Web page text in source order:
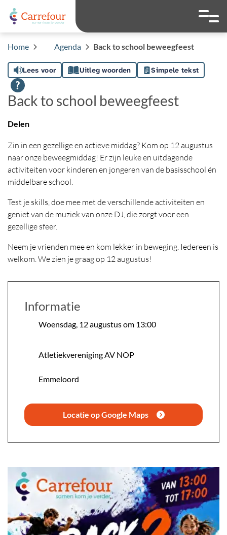
overslaan
Hoog contrast
Ga naar
Home Agenda Back to school beweegfeest
Lees voor Uitleg woorden Simpele tekst
Back to school beweegfeest
Delen
Zin in een gezellige en actieve middag? Kom op 12 augustus
naar onze beweegmiddag! Er zijn leuke en uitdagende
activiteiten voor kinderen en jongeren van de basisschool én
middelbare school.
Test je skills, doe mee met de verschillende activiteiten en
geniet van de muziek van onze DJ, die zorgt voor een
gezellige sfeer.
Neem je vrienden mee en kom lekker in beweging. Iedereen is
welkom. We zien je graag op 12 augustus!
Informatie
Woensdag, 12 augustus om 13:00
Atletiekvereniging AV NOP
Emmeloord
Locatie op Google Maps